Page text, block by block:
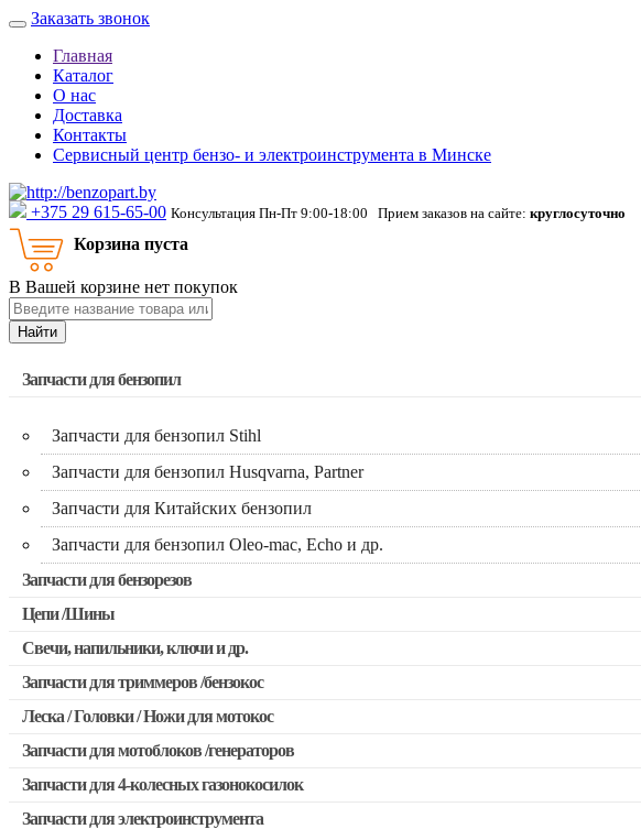
Заказать звонок
Главная
Каталог
О нас
Доставка
Контакты
Сервисный центр бензо- и электроинструмента в Минске
‎+375 29 615-65-00 Консультация Пн-Пт 9:00-18:00 Прием заказов на сайте: круглосуточно
Корзина пуста
В Вашей корзине нет покупок
Найти
Запчасти для бензопил
Запчасти для бензопил Stihl
Запчасти для бензопил Husqvarna, Partner
Запчасти для Китайских бензопил
Запчасти для бензопил Oleo-mac, Echo и др.
Запчасти для бензорезов
Цепи /Шины
Свечи, напильники, ключи и др.
Запчасти для триммеров /бензокос
Запчасти для Китайских триммеров
Запчасти для мотокос Stihl /Husqvarna /Oleo-mac /Echo и др.
Леска / Головки / Ножи для мотокос
Запчасти для мотоблоков /генераторов
Запчасти для 4-колесных газонокосилок
Запчасти для электроинструмента